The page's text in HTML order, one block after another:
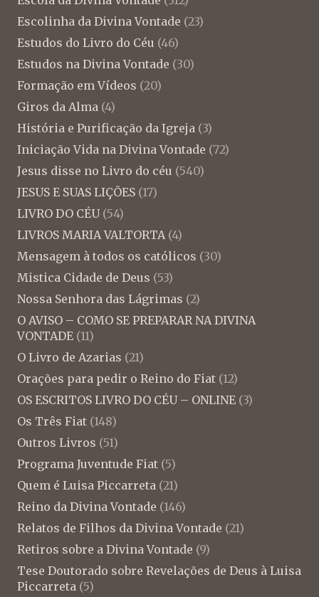
Escolinha da Divina Vontade (23)
Estudos do Livro do Céu (46)
Estudos na Divina Vontade (30)
Formação em Vídeos (20)
Giros da Alma (4)
História e Purificação da Igreja (3)
Iniciação Vida na Divina Vontade (72)
Jesus disse no Livro do céu (540)
JESUS E SUAS LIÇÕES (17)
LIVRO DO CÉU (54)
LIVROS MARIA VALTORTA (4)
Mensagem à todos os católicos (30)
Mistica Cidade de Deus (53)
Nossa Senhora das Lágrimas (2)
O AVISO – COMO SE PREPARAR NA DIVINA
VONTADE (11)
O Livro de Azarias (21)
Orações para pedir o Reino do Fiat (12)
OS ESCRITOS LIVRO DO CÉU – ONLINE (3)
Os Três Fiat (148)
Outros Livros (51)
Programa Juventude Fiat (5)
Quem é Luisa Piccarreta (21)
Reino da Divina Vontade (146)
Relatos de Filhos da Divina Vontade (21)
Retiros sobre a Divina Vontade (9)
Tese Doutorado sobre Revelações de Deus à Luisa
Piccarreta (5)